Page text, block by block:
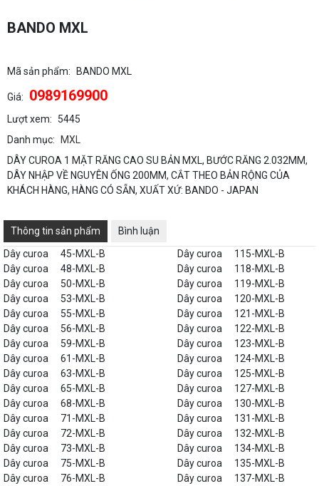
BANDO MXL
Mã sản phẩm: BANDO MXL
Giá: 0989169900
Lượt xem:
5445
Danh mục:
MXL
DÂY CUROA 1 MẶT RĂNG CAO SU BẢN MXL, BƯỚC RĂNG 2.032MM,
DÂY NHẬP VỀ NGUYÊN ỐNG 200MM, CẮT THEO BẢN RỘNG CỦA
KHÁCH HÀNG, HÀNG CÓ SẴN, XUẤT XỨ: BANDO - JAPAN
Thông tin sản phẩm
Bình luận
Dây curoa
45-MXL-B Dây curoa
115-MXL-B
Dây curoa
48-MXL-B Dây curoa
118-MXL-B
Dây curoa
50-MXL-B Dây curoa
119-MXL-B
Dây curoa
53-MXL-B Dây curoa
120-MXL-B
Dây curoa
55-MXL-B Dây curoa
121-MXL-B
Dây curoa
56-MXL-B Dây curoa
122-MXL-B
Dây curoa
59-MXL-B Dây curoa
123-MXL-B
Dây curoa
61-MXL-B Dây curoa
124-MXL-B
Dây curoa
63-MXL-B Dây curoa
125-MXL-B
Dây curoa
65-MXL-B Dây curoa
127-MXL-B
Dây curoa
68-MXL-B Dây curoa
130-MXL-B
Dây curoa
71-MXL-B Dây curoa
131-MXL-B
Dây curoa
72-MXL-B Dây curoa
132-MXL-B
Dây curoa
73-MXL-B Dây curoa
134-MXL-B
Dây curoa
75-MXL-B Dây curoa
135-MXL-B
Dây curoa
76-MXL-B Dây curoa
137-MXL-B